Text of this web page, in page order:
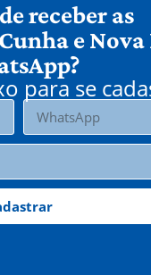
receber as
e
para se